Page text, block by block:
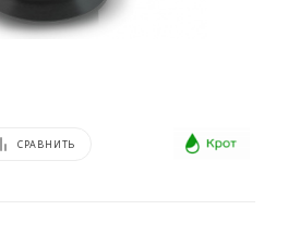
СРАВНИТЬ